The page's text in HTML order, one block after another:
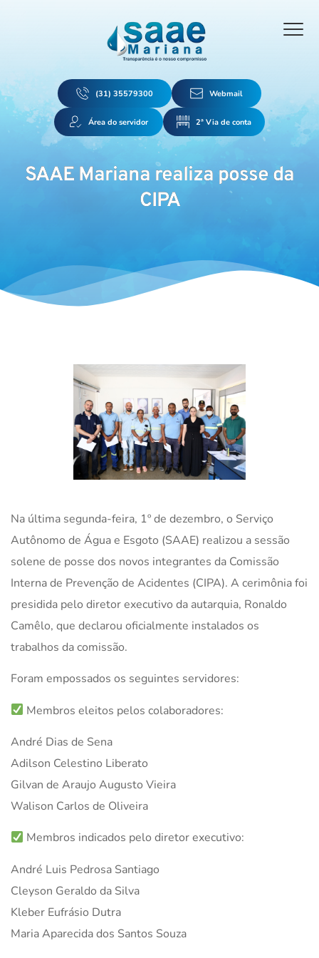
(31) 35579300 Webmail
Área do servidor 2ª Via de conta
SAAE Mariana realiza posse da
CIPA
Na última segunda-feira, 1º de dezembro, o Serviço
Autônomo de Água e Esgoto (SAAE) realizou a sessão
solene de posse dos novos integrantes da Comissão
Interna de Prevenção de Acidentes (CIPA). A cerimônia foi
presidida pelo diretor executivo da autarquia, Ronaldo
Camêlo, que declarou oficialmente instalados os
trabalhos da comissão.
Foram empossados os seguintes servidores:
Membros eleitos pelos colaboradores:
André Dias de Sena
Adilson Celestino Liberato
Gilvan de Araujo Augusto Vieira
Walison Carlos de Oliveira
Membros indicados pelo diretor executivo:
André Luis Pedrosa Santiago
Cleyson Geraldo da Silva
Kleber Eufrásio Dutra
Maria Aparecida dos Santos Souza